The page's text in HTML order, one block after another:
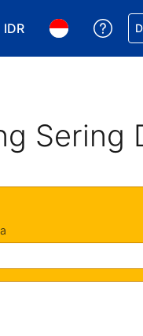
IDR
Pilih mata uang Anda.
Pilih bahasa
Sering